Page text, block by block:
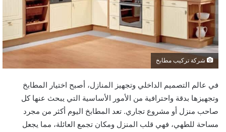
شركة تركيب مطابخ
في عالم التصميم الداخلي وتجهيز المنازل، أصبح اختيار المطابخ
وتجهيزها بدقة واحترافية من الأمور الأساسية التي يبحث عنها كل
صاحب منزل أو مشروع تجاري. تعد المطابخ اليوم أكثر من مجرد
مساحة للطهي، فهي قلب المنزل ومكان تجمع العائلة، مما يجعل